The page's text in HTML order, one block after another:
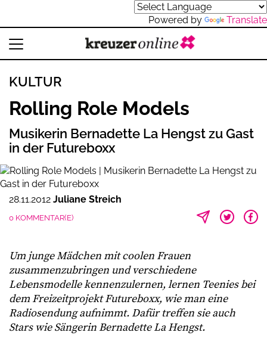
Powered by Translate
KULTUR
Rolling Role Models
Musikerin Bernadette La Hengst zu Gast
in der Futureboxx
28.11.2012 Juliane Streich
0 KOMMENTAR(E)
Um junge Mädchen mit coolen Frauen
zusammenzubringen und verschiedene
Lebensmodelle kennenzulernen, lernen Teenies bei
dem Freizeitprojekt Futureboxx, wie man eine
Radiosendung aufnimmt. Dafür treffen sie auch
Stars wie Sängerin Bernadette La Hengst.